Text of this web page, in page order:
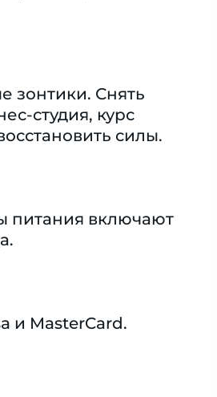
зонтики. Снять
студия, курс
силы.
питания включают
и MasterCard.